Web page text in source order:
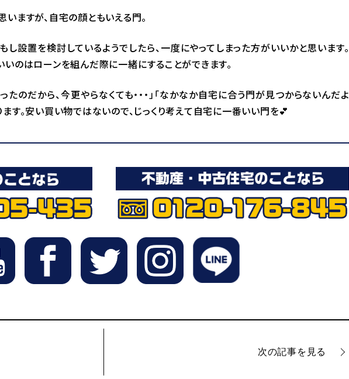
ますが、自宅の顔ともいえる門。
設置を検討しているようでしたら、一度にやってしまった方がいいかと思います。
のはローンを組んだ際に一緒にすることができます。
たのだから、今更やらなくても・・・」「なかなか自宅に合う門が見つからないんだよ
す。安い買い物ではないので、じっくり考えて自宅に一番いい門を💕
次の記事を見る